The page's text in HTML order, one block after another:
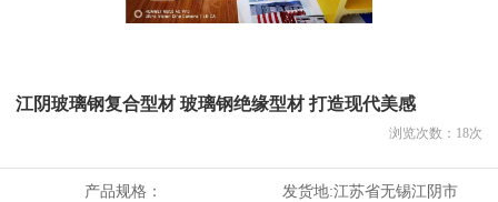
江阴玻璃钢复合型材 玻璃钢绝缘型材 打造现代美感
浏览次数： 18次
产品规格： 发货地:江苏省无锡江阴市